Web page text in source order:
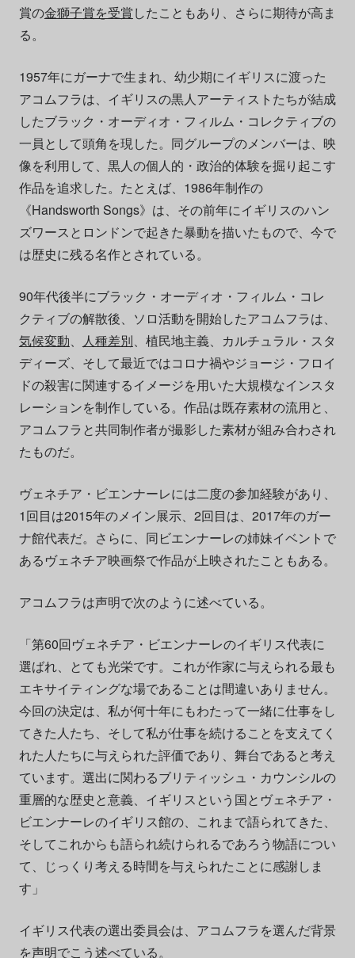
賞の金獅子賞を受賞したこともあり、さらに期待が高ま
る。
1957年にガーナで生まれ、幼少期にイギリスに渡った
アコムフラは、イギリスの黒人アーティストたちが結成
したブラック・オーディオ・フィルム・コレクティブの
一員として頭角を現した。同グループのメンバーは、映
像を利用して、黒人の個人的・政治的体験を掘り起こす
作品を追求した。たとえば、1986年制作の
《Handsworth Songs》は、その前年にイギリスのハン
ズワースとロンドンで起きた暴動を描いたもので、今で
は歴史に残る名作とされている。
90年代後半にブラック・オーディオ・フィルム・コレ
クティブの解散後、ソロ活動を開始したアコムフラは、
気候変動、 人種差別、植民地主義、カルチュラル・スタ
ディーズ、そして最近ではコロナ禍やジョージ・フロイ
ドの殺害に関連するイメージを用いた大規模なインスタ
レーションを制作している。作品は既存素材の流用と、
アコムフラと共同制作者が撮影した素材が組み合わされ
たものだ。
ヴェネチア・ビエンナーレには二度の参加経験があり、
1回目は2015年のメイン展示、2回目は、2017年のガー
ナ館代表だ。さらに、同ビエンナーレの姉妹イベントで
あるヴェネチア映画祭で作品が上映されたこともある。
アコムフラは声明で次のように述べている。
「第60回ヴェネチア・ビエンナーレのイギリス代表に
選ばれ、とても光栄です。これが作家に与えられる最も
エキサイティングな場であることは間違いありません。
今回の決定は、私が何十年にもわたって一緒に仕事をし
てきた人たち、そして私が仕事を続けることを支えてく
れた人たちに与えられた評価であり、舞台であると考え
ています。選出に関わるブリティッシュ・カウンシルの
重層的な歴史と意義、イギリスという国とヴェネチア・
ビエンナーレのイギリス館の、これまで語られてきた、
そしてこれからも語られ続けられるであろう物語につい
て、じっくり考える時間を与えられたことに感謝しま
す」
イギリス代表の選出委員会は、アコムフラを選んだ背景
を声明でこう述べている。